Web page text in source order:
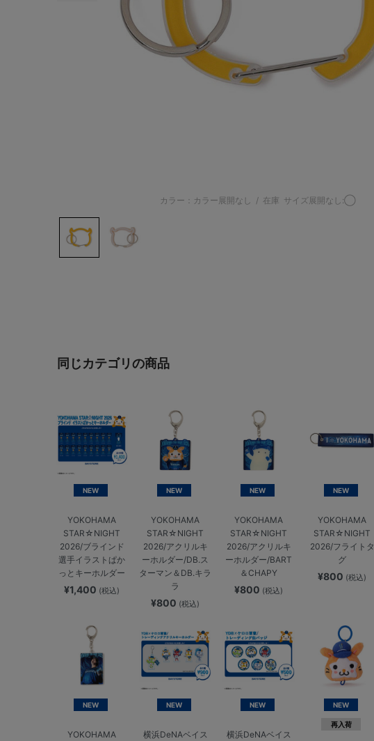
カラー：カラー展開なし / 在庫 サイズ展開なし:◯
同じカテゴリの商品
NEW
YOKOHAMA
STAR☆NIGHT
2026/ブラインド
選手イラストぱか
っとキーホルダー
¥1,400 (税込)
NEW
YOKOHAMA
STAR☆NIGHT
2026/アクリルキ
ーホルダー/DB.ス
ターマン＆DB.キラ
ラ
¥800 (税込)
NEW
YOKOHAMA
STAR☆NIGHT
2026/アクリルキ
ーホルダー/BART
＆CHAPY
¥800 (税込)
NEW
YOKOHAMA
STAR☆NIGHT
2026/フライトタ
グ
¥800 (税込)
NEW
YOKOHAMA
NEW
横浜DeNAベイス
NEW
横浜DeNAベイス
NEW
再入荷